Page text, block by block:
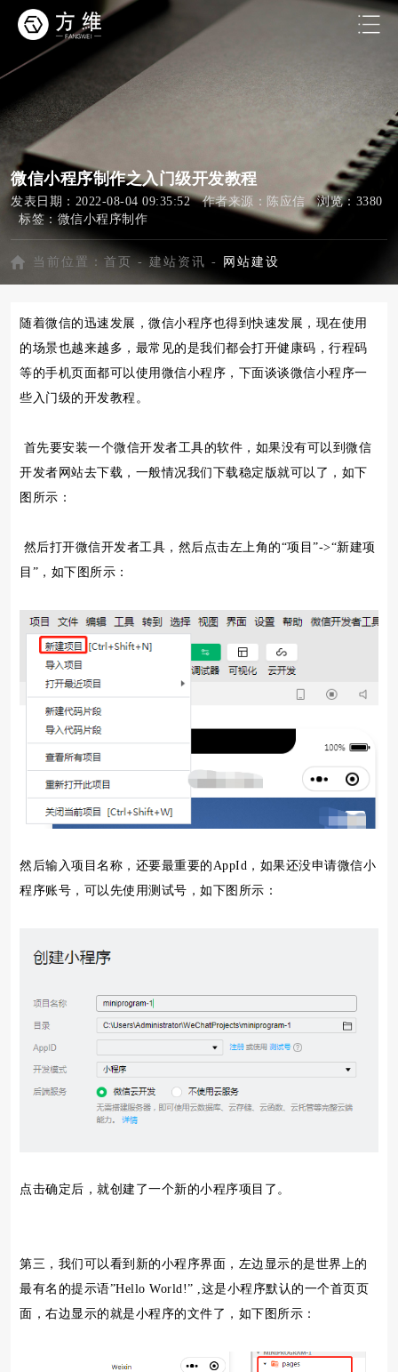
微信小程序制作之入门级开发教程
发表日期：2022-08-04 09:35:52 作者来源：陈应信 浏览：3380
标签： 微信小程序制作
当前位置： 首页 - 建站资讯 - 网站建设
随着微信的迅速发展，微信小程序也得到快速发展，现在使用
的场景也越来越多，最常见的是我们都会打开健康码，行程码
等的手机页面都可以使用微信小程序，下面谈谈微信小程序一
些入门级的开发教程。
首先要安装一个微信开发者工具的软件，如果没有可以到微信
开发者网站去下载，一般情况我们下载稳定版就可以了，如下
图所示：
然后打开微信开发者工具，然后点击左上角的“项目”->“新建项
目”，如下图所示：
然后输入项目名称，还要最重要的AppId，如果还没申请微信小
程序账号，可以先使用测试号，如下图所示：
点击确定后，就创建了一个新的小程序项目了。
第三，我们可以看到新的小程序界面，左边显示的是世界上的
最有名的提示语”Hello World!” ,这是小程序默认的一个首页页
面，右边显示的就是小程序的文件了，如下图所示：